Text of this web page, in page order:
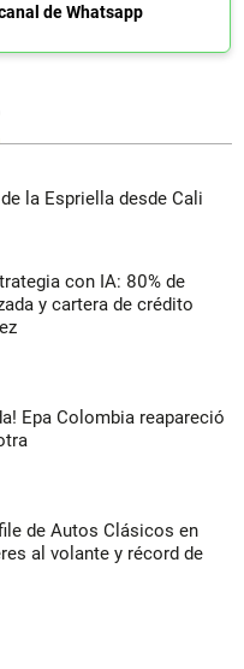
de Whatsapp
la Espriella desde Cali
con IA: 80% de
y cartera de crédito
Epa Colombia reapareció
de Autos Clásicos en
al volante y récord de